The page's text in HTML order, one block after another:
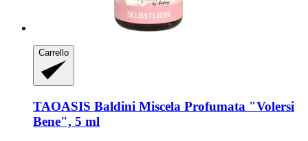
Carrello
TAOASIS Baldini Miscela Profumata "Volersi
Bene", 5 ml